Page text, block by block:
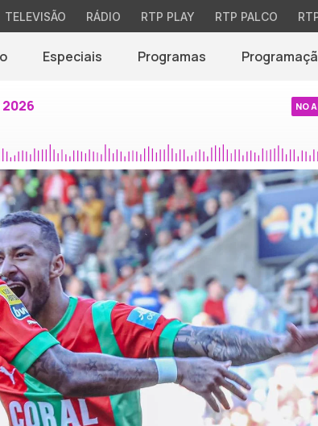
TELEVISÃO RÁDIO RTP PLAY RTP PALCO
Especiais Programas
NO